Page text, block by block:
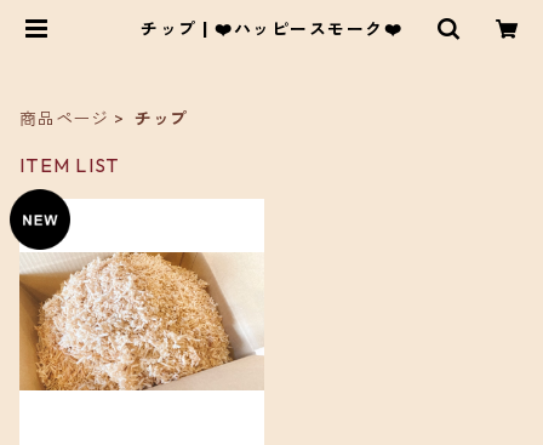
チップ | ❤️ハッピースモーク❤️
商品ページ チップ
ITEM LIST